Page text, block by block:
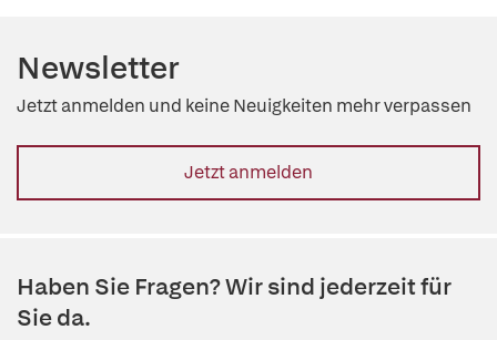
Newsletter
Jetzt anmelden und keine Neuigkeiten mehr verpassen
Jetzt anmelden
Haben Sie Fragen? Wir sind jederzeit für
Sie da.